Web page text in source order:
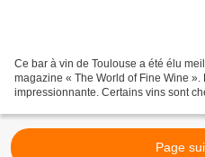
Ce bar à vin de Toulouse a été élu
magazine « The World of Fine Wine
impressionnante. Certains vins sont
Page